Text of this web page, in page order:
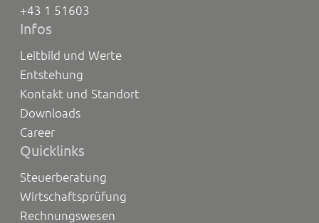
+43 1 51603
Infos
Leitbild und Werte
Entstehung
Kontakt und Standort
Downloads
Career
Quicklinks
Steuerberatung
Wirtschaftsprüfung
Rechnungswesen